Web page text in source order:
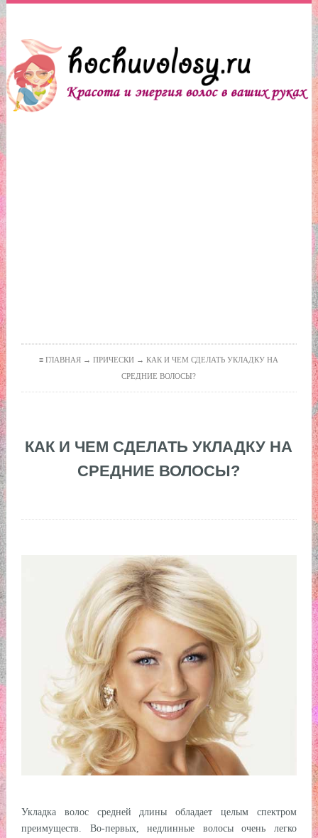
≡ ГЛАВНАЯ →ПРИЧЕСКИ → КАК И ЧЕМ СДЕЛАТЬ УКЛАДКУ НА
СРЕДНИЕ ВОЛОСЫ?
КАК И ЧЕМ СДЕЛАТЬ УКЛАДКУ НА
СРЕДНИЕ ВОЛОСЫ?
Укладка волос средней длины обладает целым спектром
преимуществ. Во-первых, недлинные волосы очень легко